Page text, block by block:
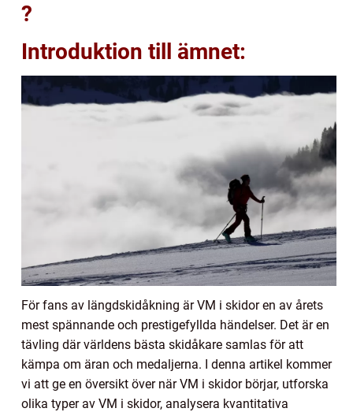
?
Introduktion till ämnet:
För fans av längdskidåkning är VM i skidor en av årets
mest spännande och prestigefyllda händelser. Det är en
tävling där världens bästa skidåkare samlas för att
kämpa om äran och medaljerna. I denna artikel kommer
vi att ge en översikt över när VM i skidor börjar, utforska
olika typer av VM i skidor, analysera kvantitativa